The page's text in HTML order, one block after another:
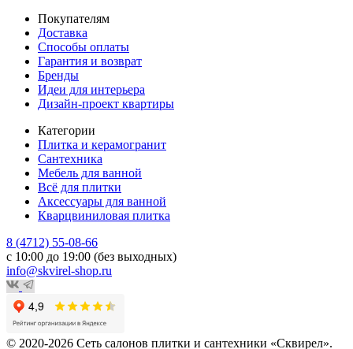
Покупателям
Доставка
Способы оплаты
Гарантия и возврат
Бренды
Идеи для интерьера
Дизайн-проект квартиры
Категории
Плитка и керамогранит
Сантехника
Мебель для ванной
Всё для плитки
Аксессуары для ванной
Кварцвиниловая плитка
8 (4712) 55-08-66
с 10:00 до 19:00 (без выходных)
info@skvirel-shop.ru
© 2020-2026 Сеть салонов плитки и сантехники «Сквирел».